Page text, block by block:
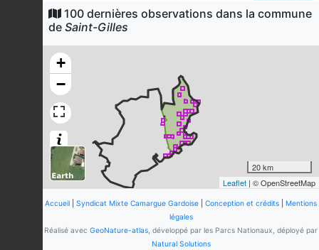
Outarde canepetière
Tetrax tetrax
Rainette méridionale (La)
Hyla meridionalis
202
observations
Dernière observation en
Crapaud calamite (Le)
Epidalea calamita
(Laurenti, 1768)
154observations
Dernière observation en
Lézard des murailles (Le)
100 dernières observations dans la commune
de Saint-Gilles
+
−
20 km
Leaflet | © OpenStreetMap
Accueil Syndicat Mixte Camargue Gardoise Conception et crédits
Mentions
légales
Réalisé avec GeoNature-atlas , développé par les Parcs Nationaux, déployé par
Natural Solutions